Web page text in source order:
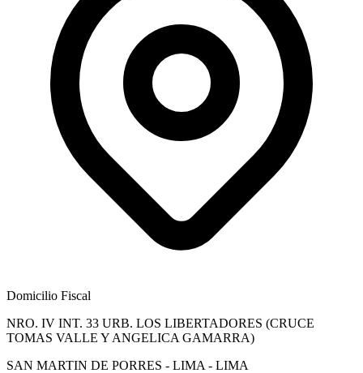
Domicilio Fiscal
NRO. IV INT. 33 URB. LOS LIBERTADORES (CRUCE
TOMAS VALLE Y ANGELICA GAMARRA)
SAN MARTIN DE PORRES - LIMA - LIMA